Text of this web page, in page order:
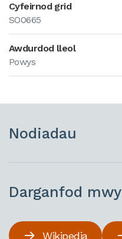
Cyfeirnod grid
SO0665
Awdurdod lleol
Powys
Nodiadau
Darganfod mwy
Wikipedia